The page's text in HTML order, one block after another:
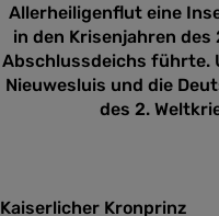
Allerheiligenflut eine
in den Krisenjahren
Abschlussdeichs führte.
Nieuwesluis und die
des 2.
Kaiserlicher Kronprinz